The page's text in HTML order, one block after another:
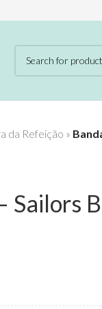
da Refeição »
Sailors